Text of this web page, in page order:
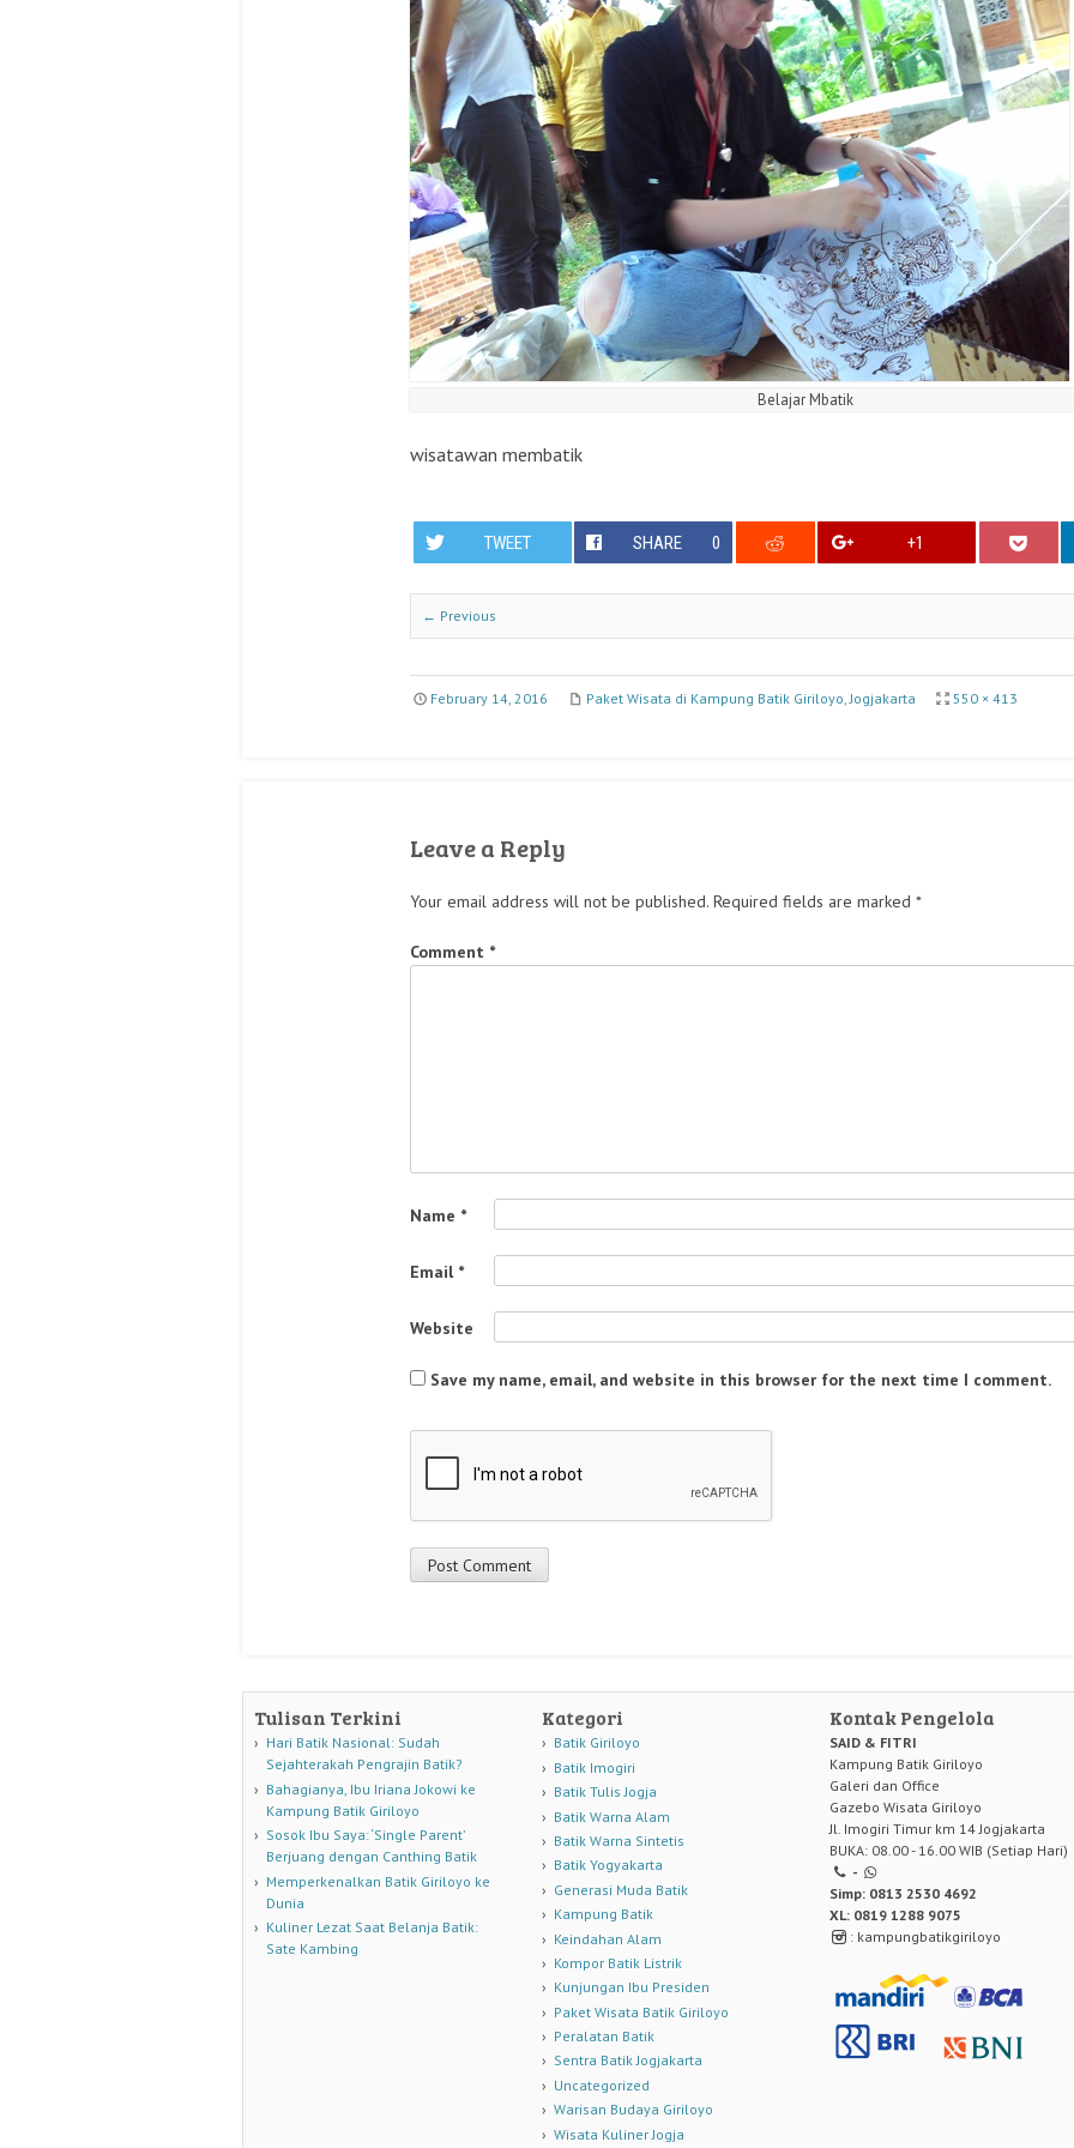
Belajar Mbatik
wisatawan membatik
TWEET SHARE 0 +1
← Previous
February 14, 2016 Paket Wisata di Kampung Batik Giriloyo, Jogjakarta 550 × 413
Leave a Reply
Your email address will not be published. Required fields are marked *
Comment *
Name *
Email *
Website
Save my name, email, and website in this browser for the next time I comment.
Tulisan Terkini
Hari Batik Nasional: Sudah
Sejahterakah Pengrajin Batik?
Bahagianya, Ibu Iriana Jokowi ke
Kampung Batik Giriloyo
Sosok Ibu Saya: ‘Single Parent’
Berjuang dengan Canthing Batik
Memperkenalkan Batik Giriloyo ke
Dunia
Kuliner Lezat Saat Belanja Batik:
Sate Kambing
Kategori
Batik Giriloyo
Batik Imogiri
Batik Tulis Jogja
Batik Warna Alam
Batik Warna Sintetis
Batik Yogyakarta
Generasi Muda Batik
Kampung Batik
Keindahan Alam
Kompor Batik Listrik
Kunjungan Ibu Presiden
Paket Wisata Batik Giriloyo
Peralatan Batik
Sentra Batik Jogjakarta
Uncategorized
Warisan Budaya Giriloyo
Wisata Kuliner Jogja
Kontak Pengelola
SAID & FITRI
Kampung Batik Giriloyo
Galeri dan Office
Gazebo Wisata Giriloyo
Jl. Imogiri Timur km 14 Jogjakarta
BUKA: 08.00 - 16.00 WIB (Setiap Hari)
-
Simp: 0813 2530 4692
XL: 0819 1288 9075
: kampungbatikgiriloyo